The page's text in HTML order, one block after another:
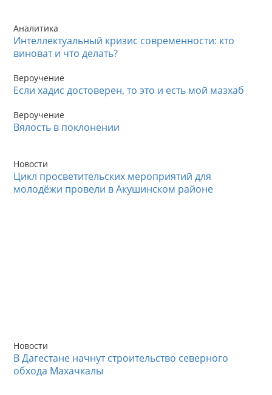
Аналитика
Интеллектуальный кризис современности: кто
виноват и что делать?
Вероучение
Если хадис достоверен, то это и есть мой мазхаб
Вероучение
Вялость в поклонении
Новости
Цикл просветительских мероприятий для
молодёжи провели в Акушинском районе
Новости
В Дагестане начнут строительство северного
обхода Махачкалы